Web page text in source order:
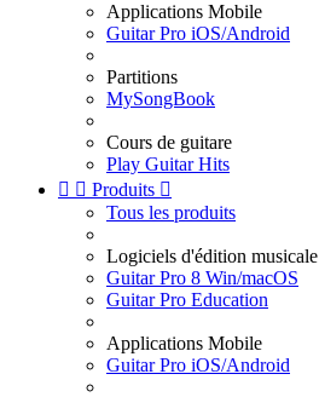
Applications Mobile
Guitar Pro iOS/Android
Partitions
MySongBook
Cours de guitare
Play Guitar Hits
  Produits 
Tous les produits
Logiciels d'édition musicale
Guitar Pro 8 Win/macOS
Guitar Pro Education
Applications Mobile
Guitar Pro iOS/Android